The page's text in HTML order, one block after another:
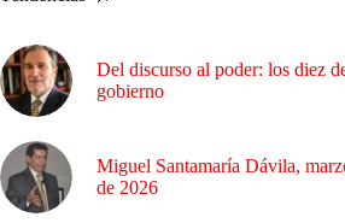
Del discurso al poder: los diez
gobierno
Miguel Santamaría Dávila,
de 2026